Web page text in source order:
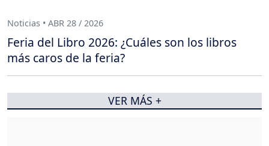
Noticias • ABR 28 / 2026
Feria del Libro 2026: ¿Cuáles son los libros
más caros de la feria?
VER MÁS +